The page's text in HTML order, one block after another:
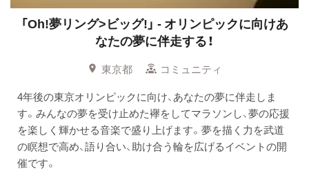
「Oh!夢リング>ビッグ!」 - オリンピックに向けあ
なたの夢に伴走する！
東京都
コミュニティ
4年後の東京オリンピックに向け、あなたの夢に伴走しま
す。みんなの夢を受け止めた襷をしてマラソンし、夢の応援
を楽しく輝かせる音楽で盛り上げます。夢を描く力を武道
の瞑想で高め、語り合い、助け合う輪を広げるイベントの開
催です。